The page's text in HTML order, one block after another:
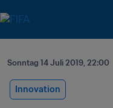
Sonntag 14 Juli 2019, 22:00
Innovation